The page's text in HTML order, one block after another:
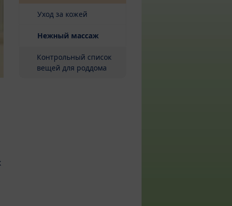
Уход за кожей
Нежный массаж(current)
Контрольный список
вещей для роддома